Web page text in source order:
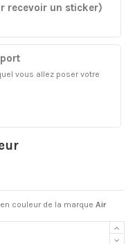
recevoir un sticker)
vous allez poser votre
couleur de la marque Air